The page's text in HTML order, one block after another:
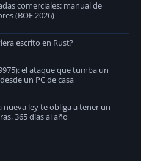
comerciales: manual de
(BOE 2026)
escrito en Rust?
el ataque que tumba un
un PC de casa
nueva ley te obliga a tener un
365 días al año